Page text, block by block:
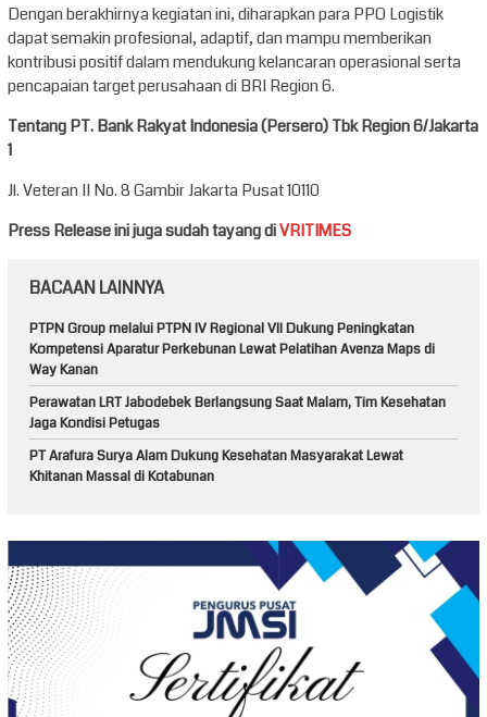
Dengan berakhirnya kegiatan ini, diharapkan para PPO Logistik
dapat semakin profesional, adaptif, dan mampu memberikan
kontribusi positif dalam mendukung kelancaran operasional serta
pencapaian target perusahaan di BRI Region 6.
Tentang PT. Bank Rakyat Indonesia (Persero) Tbk Region 6/Jakarta
1
Jl. Veteran II No. 8 Gambir Jakarta Pusat 10110
Press Release ini juga sudah tayang diVRITIMES
BACAAN LAINNYA
PTPN Group melalui PTPN IV Regional VII Dukung Peningkatan
Kompetensi Aparatur Perkebunan Lewat Pelatihan Avenza Maps di
Way Kanan
Perawatan LRT Jabodebek Berlangsung Saat Malam, Tim Kesehatan
Jaga Kondisi Petugas
PT Arafura Surya Alam Dukung Kesehatan Masyarakat Lewat
Khitanan Massal di Kotabunan